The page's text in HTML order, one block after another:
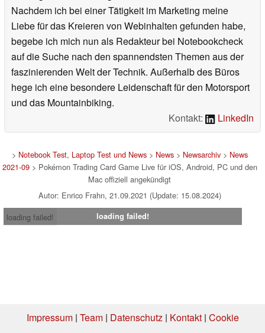
Nachdem ich bei einer Tätigkeit im Marketing meine
Liebe für das Kreieren von Webinhalten gefunden habe,
begebe ich mich nun als Redakteur bei Notebookcheck
auf die Suche nach den spannendsten Themen aus der
faszinierenden Welt der Technik. Außerhalb des Büros
hege ich eine besondere Leidenschaft für den Motorsport
und das Mountainbiking.
Kontakt:
LinkedIn
> Notebook Test, Laptop Test und News> News> Newsarchiv> News
2021-09> Pokémon Trading Card Game Live für iOS, Android, PC und den
Mac offiziell angekündigt
Autor: Enrico Frahn, 21.09.2021 (Update: 15.08.2024)
loading failed!
loading failed!
Impressum| Team| Datenschutz| Kontakt| Cookie